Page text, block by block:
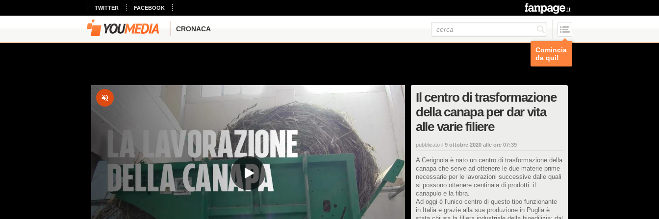
TWITTER FACEBOOK
CRONACA
Comincia
da qui!
Il centro di trasformazione
della canapa per dar vita
alle varie filiere
pubblicato il 9 ottobre 2020 alle ore 07:39
A Cerignola è nato un centro di trasformazione della
canapa che serve ad ottenere le due materie prime
necessarie per le lavorazioni successive dalle quali
si possono ottenere centinaia di prodotti: il
canapulo e la fibra.
Ad oggi è l'unico centro di questo tipo funzionante
in Italia e grazie alla sua produzione in Puglia è